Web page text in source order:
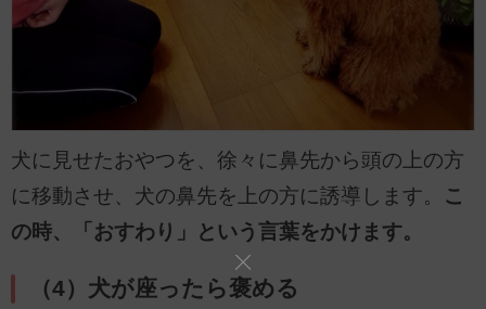
犬に見せたおやつを、徐々に鼻先から頭の上の方
に移動させ、犬の鼻先を上の方に誘導します。 こ
の時、「おすわり」という言葉をかけます。
（4）犬が座ったら褒める